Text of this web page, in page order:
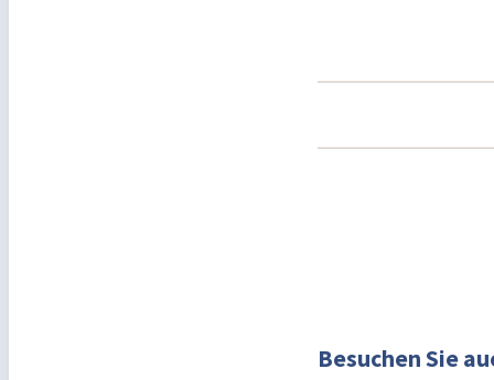
Besuchen Sie